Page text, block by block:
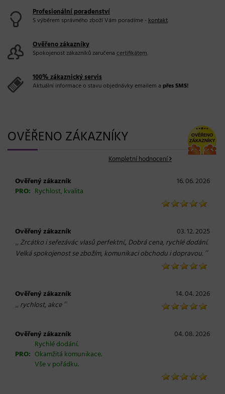
Profesionální poradenství
S výběrem správného zboží Vám poradíme -kontakt.
Ověřeno zákazníky
Spokojenost zákazníků zaručena certifikátem.
100% zákaznický servis
Aktuální informace o stavu objednávky emailem a přes SMS!
OVĚŘENO ZÁKAZNÍKY
Kompletní hodnocení
Ověřený zákazník
16. 06. 2026
PRO: Rychlost, kvalita
Ověřený zákazník 03. 12. 2025
„ Zrcátko i seřezávác vlasů perfektní., Dobrá cena, rychlé dodání.
Velká spokojenost se zbožím, komunikaci obchodu i dopravou. “
Ověřený zákazník 14. 04. 2026
„ rychlost, akce“
Ověřený zákazník
04. 08. 2026
PRO:
Rychlé dodání.
Okamžitá komunikace.
Vše v pořádku.